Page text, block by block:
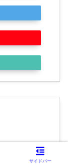
サイドバー